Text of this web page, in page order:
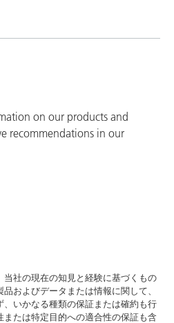
on our products and
recommendations in our
当社の現在の知見と経験に基づくもの
およびデータまたは情報に関して、
いかなる種類の保証または確約も行
たは特定目的への適合性の保証も含